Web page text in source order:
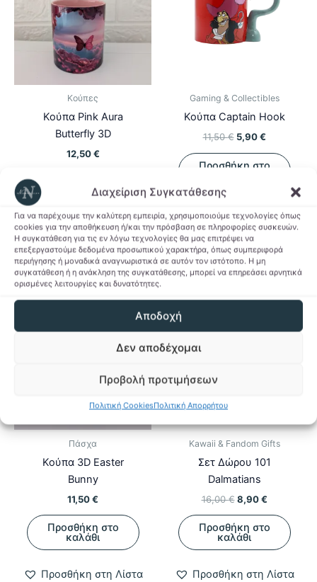
Διαχείριση Συγκατάθεσης
Για να παρέχουμε την καλύτερη εμπειρία, χρησιμοποιούμε τεχνολογίες όπως
cookies για την αποθήκευση ή/και την πρόσβαση σε πληροφορίες συσκευών.
Η συγκατάθεση για τις εν λόγω τεχνολογίες θα μας επιτρέψει να
επεξεργαστούμε δεδομένα προσωπικού χαρακτήρα, όπως συμπεριφορά
περιήγησης ή μοναδικά αναγνωριστικά σε αυτόν τον ιστότοπο. Η μη
συγκατάθεση ή η ανάκληση της συγκατάθεσης, μπορεί να επηρεάσει αρνητικά
ορισμένες λειτουργίες και δυνατότητες.
Αποδοχή
Δεν αποδέχομαι
Προβολή προτιμήσεων
Πολιτική CookiesΠολιτική Απορρήτου
Κούπες
Κούπα Pink Aura
Butterfly 3D
12,50€
καλάθι
Προσθήκη στη Λίστα
Επιθυμιών
Gaming & Collectibles
Κούπα Captain Hook
11,50€ Original
5,90€Η
τιμή
Προσθήκη στο
Προσθήκη στη Λίστα
Επιθυμιών
Πάσχα
Κούπα 3D Easter
Bunny
11,50€
Προσθήκη στο
καλάθι
Προσθήκη στη Λίστα
Kawaii & Fandom Gifts
Σετ Δώρου 101
Dalmatians
16,00€ Original
16,00 €.
8,90€Η
τιμή
είναι:
8,90 €.
Προσθήκη στο
καλάθι
Προσθήκη στη Λίστα